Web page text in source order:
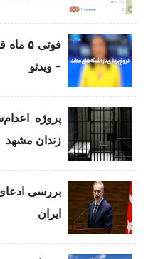
فوتی
+ ویدئو
پروژه
زندان مشهد
بررسی
ایران